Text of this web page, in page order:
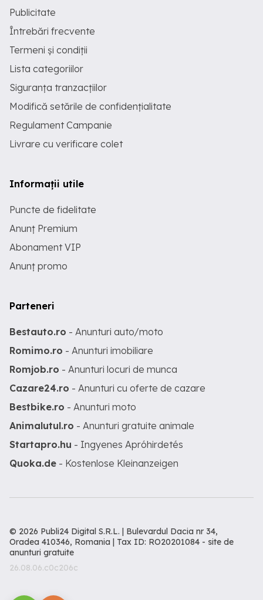
Publicitate
Întrebări frecvente
Termeni și condiții
Lista categoriilor
Siguranța tranzacțiilor
Modifică setările de confidențialitate
Regulament Campanie
Livrare cu verificare colet
Informații utile
Puncte de fidelitate
Anunț Premium
Abonament VIP
Anunț promo
Parteneri
Bestauto.ro - Anunturi auto/moto
Romimo.ro - Anunturi imobiliare
Romjob.ro - Anunturi locuri de munca
Cazare24.ro - Anunturi cu oferte de cazare
Bestbike.ro - Anunturi moto
Animalutul.ro - Anunturi gratuite animale
Startapro.hu - Ingyenes Apróhirdetés
Quoka.de - Kostenlose Kleinanzeigen
© 2026 Publi24 Digital S.R.L. | Bulevardul Dacia nr 34,
Oradea 410346, Romania | Tax ID: RO20201084 - site de
anunturi gratuite
26.08.06.c0c206c